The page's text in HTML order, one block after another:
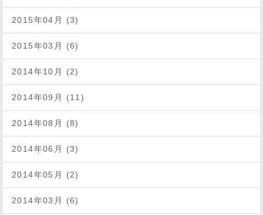
2015年04月 (3)
2015年03月 (6)
2014年10月 (2)
2014年09月 (11)
2014年08月 (8)
2014年06月 (3)
2014年05月 (2)
2014年03月 (6)